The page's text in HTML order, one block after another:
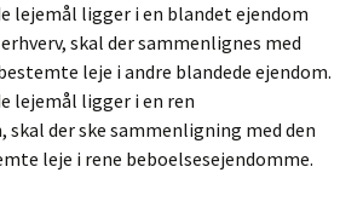
lejemål ligger i en blandet ejendom
skal der sammenlignes med
leje i andre blandede ejendom.
lejemål ligger i en ren
skal der ske sammenligning med den
leje i rene beboelsesejendomme.